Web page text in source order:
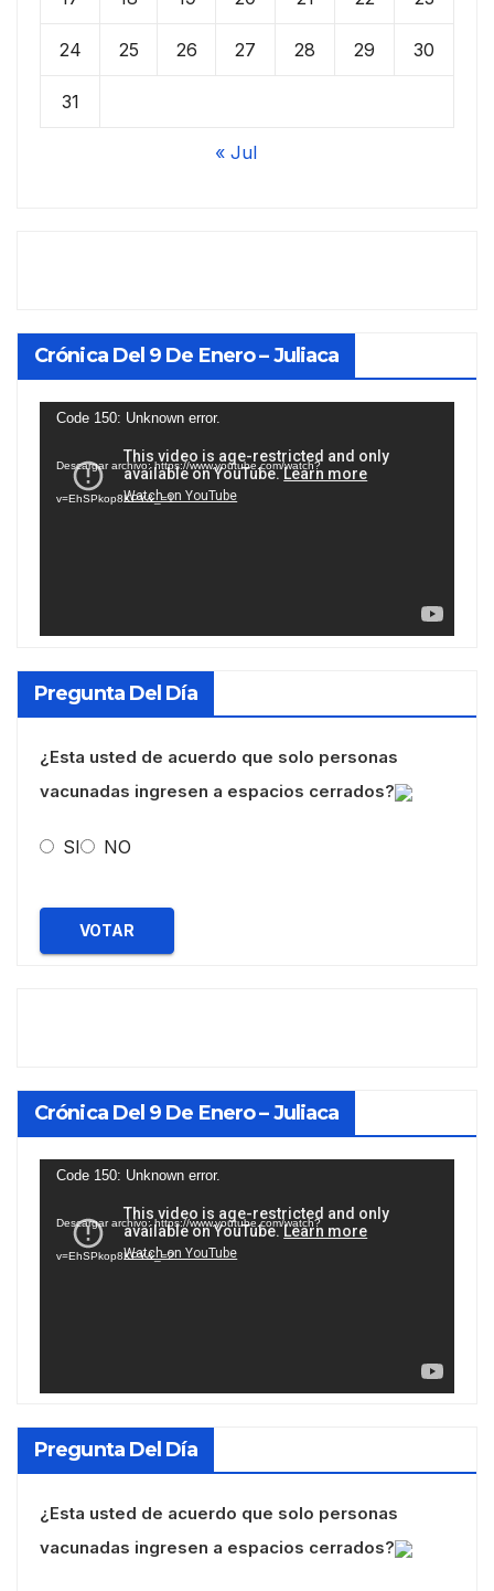
24 25 26 27 28 29 30
31
« Jul
Crónica Del 9 De Enero – Juliaca
Reproductor
vídeo
Code 150: Unknown error.
Descargar archivo: https://www.youtube.com/watch?
v=EhSPkop8KPY&_=1
Pregunta Del Día
¿Esta usted de acuerdo que solo personas
vacunadas ingresen a espacios cerrados?
SI NO
VOTAR
Crónica Del 9 De Enero – Juliaca
Reproductor
vídeo
Code 150: Unknown error.
Descargar archivo: https://www.youtube.com/watch?
v=EhSPkop8KPY&_=2
Pregunta Del Día
¿Esta usted de acuerdo que solo personas
vacunadas ingresen a espacios cerrados?